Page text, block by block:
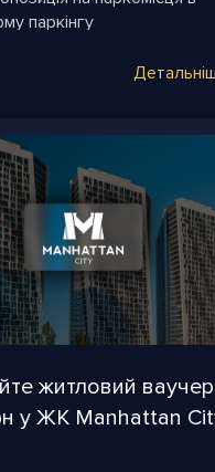
паркінгу
житловий
у ЖК Manhattan